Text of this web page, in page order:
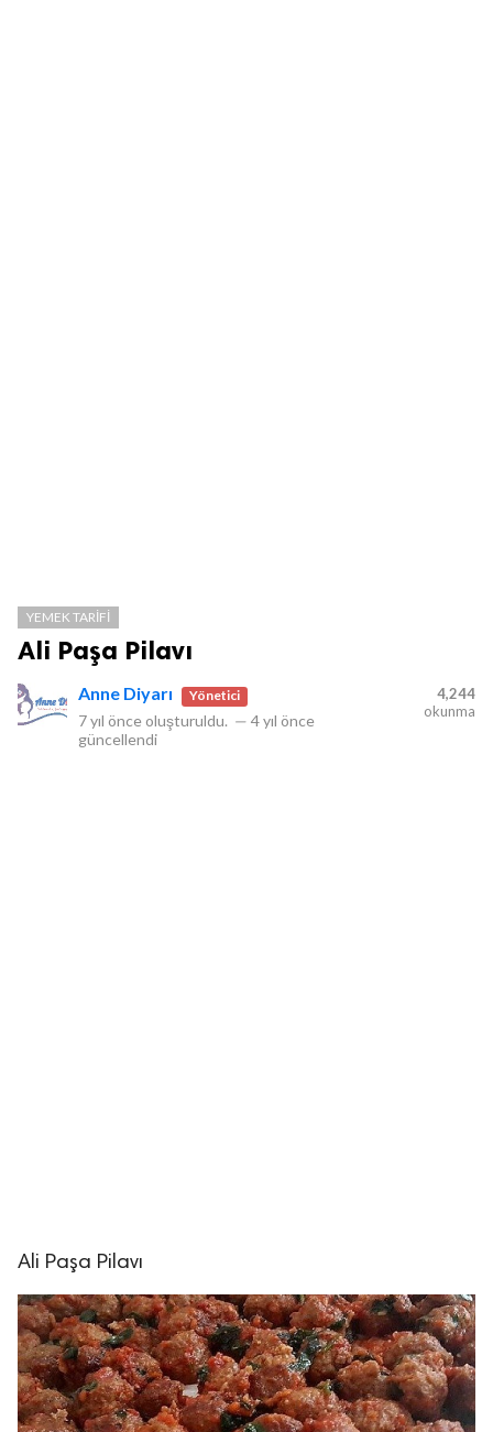
YEMEK TARIFI
Ali Paşa Pilavı
Anne Diyarı Yönetici
7 yıl önce oluşturuldu. — 4 yıl önce
güncellendi
4,244
okunma
Ali Paşa Pilavı